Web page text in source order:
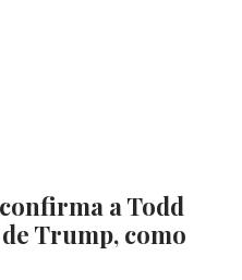
a Todd
Trump, como